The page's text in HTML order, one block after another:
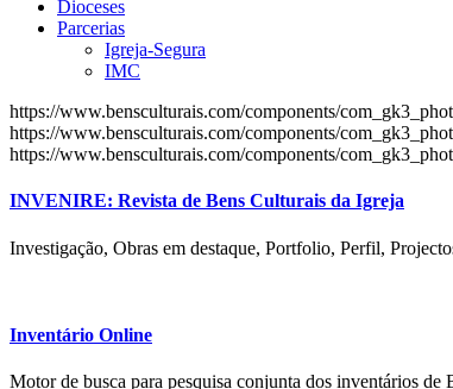
Dioceses
Parcerias
Igreja-Segura
IMC
https://www.bensculturais.com/components/
https://www.bensculturais.com/components/
https://www.bensculturais.com/components/
INVENIRE: Revista de Bens Culturais da Igreja
Investigação, Obras em destaque, Portfolio, Perfil,
Inventário Online
Motor de busca para pesquisa conjunta dos inventários